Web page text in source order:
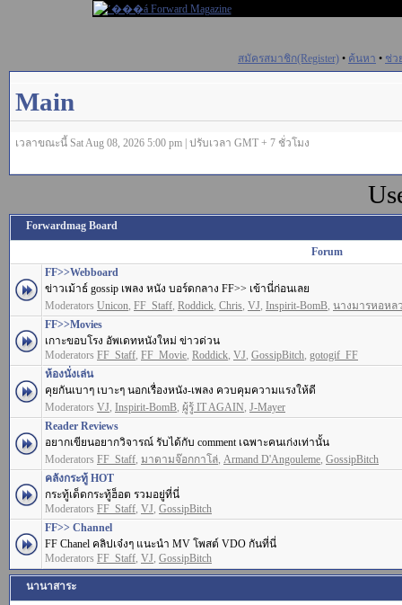
สมัครสมาชิก(Register) • ค้นหา • ช่ว
Main
เวลาขณะนี้ Sat Aug 08, 2026 5:00 pm | ปรับเวลา GMT + 7 ชั่วโมง
Forwardmag Board
Forum
FF>>Webboard
ข่าวเม้าธ์ gossip เพลง หนัง บอร์ดกลาง FF>> เข้านี่ก่อนเลย
Moderators Unicon, FF_Staff, Roddick, Chris, VJ, Inspirit-BomB, นางมารหอหล
FF>>Movies
เกาะขอบโรง อัพเดทหนังใหม่ ข่าวด่วน
Moderators FF_Staff, FF_Movie, Roddick, VJ, GossipBitch, gotogif_FF
ห้องนั่งเล่น
คุยกันเบาๆ เบาะๆ นอกเรื่องหนัง-เพลง ควบคุมความแรงให้ดี
Moderators VJ, Inspirit-BomB, ผู้รู้ IT AGAIN, J-Mayer
Reader Reviews
อยากเขียนอยากวิจารณ์ รับได้กับ comment เฉพาะคนเก่งเท่านั้น
Moderators FF_Staff, มาดามจ๊อกกาโล่, Armand D'Angouleme, GossipBitch
คลังกระทู้ HOT
กระทู้เด็ดกระทู้ฮ็อต รวมอยู่ที่นี่
Moderators FF_Staff, VJ, GossipBitch
FF>> Channel
FF Chanel คลิปเจ๋งๆ แนะนำ MV โพสต์ VDO กันที่นี่
Moderators FF_Staff, VJ, GossipBitch
นานาสาระ